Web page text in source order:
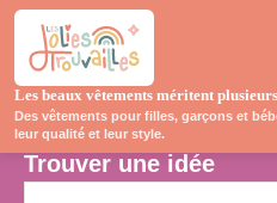
Trouver une idée
Les beaux vêtements méritent
Des vêtements pour filles, garçons et
leur qualité et leur style.